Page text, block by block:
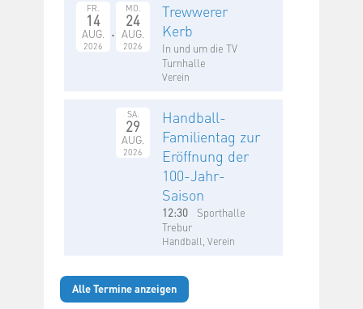
FR.
14
AUG.
2026
MO.
24
AUG.
2026
Trewwerer
Kerb
In und um die TV
Turnhalle
Verein
SA.
29
AUG.
2026
Handball-
Familientag zur
Eröffnung der
100-Jahr-
Saison
12:30
Sporthalle
Trebur
Handball, Verein
Alle Termine anzeigen